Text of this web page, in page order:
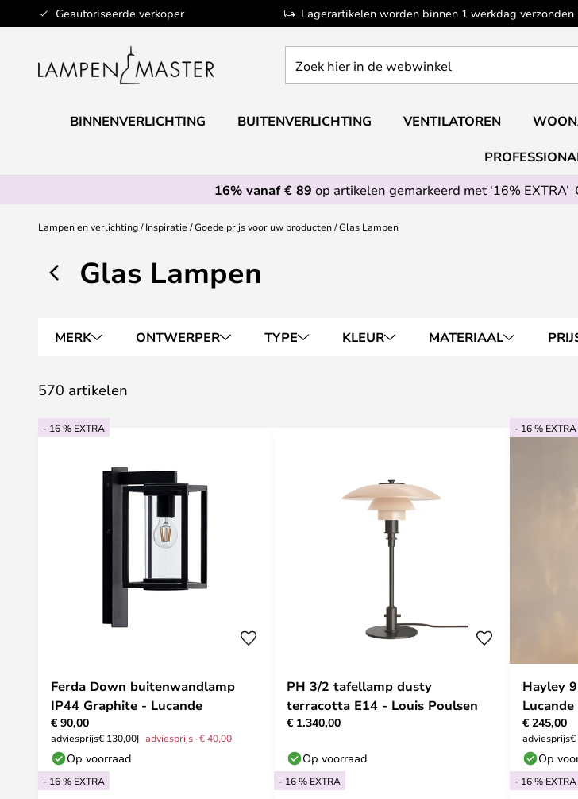
Geautoriseerde verkoper Lagerartikelen worden binnen 1 werkdag verzonden
Ga
naar
inhoud
hier
de
BINNENVERLICHTING BUITENVERLICHTING VENTILATOREN
16% vanaf € 89 op artikelen gemarkeerd met ‘16% EXTRA’
Lampen en verlichting Inspiratie Goede prijs voor uw producten Glas Lampen
Glas Lampen
MERK ONTWERPER TYPE KLEUR MATERIAAL
570 artikelen
- 16 % EXTRA
Ferda Down buitenwandlamp
IP44 Graphite - Lucande
€ 90,00
adviesprijs€ 130,00 adviesprijs -€ 40,00
Op voorraad
PH 3/2 tafellamp dusty
terracotta E14 - Louis Poulsen
€ 1.340,00
Op voorraad
- 16 % EXTRA
Hayley
Lucande
€ 245,00
adviesprijs€
Op
- 16 % EXTRA - 16 % EXTRA - 16 % EXTRA